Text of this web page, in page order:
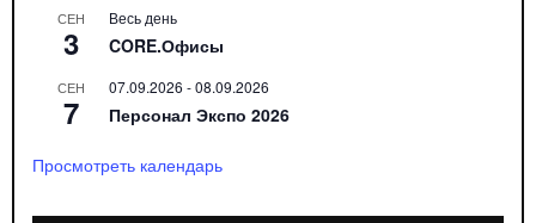
СЕН
3
Весь день
CORE.Офисы
СЕН
7
07.09.2026 -08.09.2026
Персонал Экспо 2026
Просмотреть календарь